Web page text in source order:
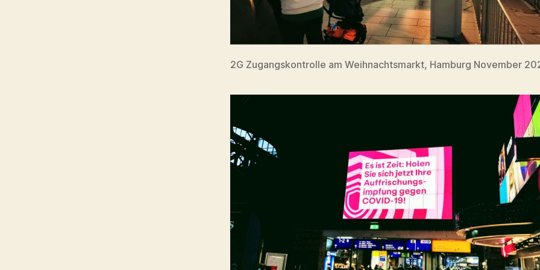
2G Zugangskontrolle am Weihnachtsmarkt, Hamburg November